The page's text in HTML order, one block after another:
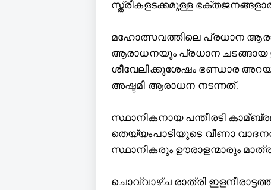
സ്ത്രീകളടക്കമുള്ള
മഹോത്സവത്തിലെ പ്രധാന
ആരാധനയും പ്രധാന ചടങ്ങായ
ശീവേലിക്കുശേഷം ഭണ്ഡാര
അഷ്ടമി ആരാധന നടന്നത്.
സ്ഥാനികനായ പന്തീരടി
തെയ്യംപാടിയുടെ വീണാ
സ്ഥാനികരും ഊരാളന്മാരും
ചൊവ്വാഴ്ച രാത്രി